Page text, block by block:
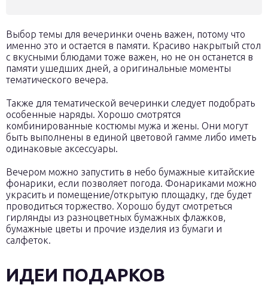
Выбор темы для вечеринки очень важен, потому что
именно это и остается в памяти. Красиво накрытый стол
с вкусными блюдами тоже важен, но не он останется в
памяти ушедших дней, а оригинальные моменты
тематического вечера.
Также для тематической вечеринки следует подобрать
особенные наряды. Хорошо смотрятся
комбинированные костюмы мужа и жены. Они могут
быть выполнены в единой цветовой гамме либо иметь
одинаковые аксессуары.
Вечером можно запустить в небо бумажные китайские
фонарики, если позволяет погода. Фонариками можно
украсить и помещение/открытую площадку, где будет
проводиться торжество. Хорошо будут смотреться
гирлянды из разноцветных бумажных флажков,
бумажные цветы и прочие изделия из бумаги и
салфеток.
ИДЕИ ПОДАРКОВ